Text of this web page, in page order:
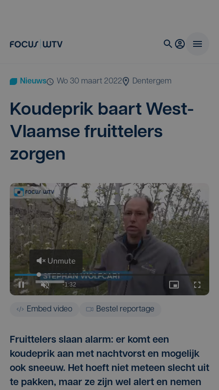
Nieuws wo 30 maart 2022 Dentergem
Kou­de­prik baart West-
Vlaam­se fruit­te­lers
zorgen
Embed video Bestel reportage
Fruittelers slaan alarm: er komt een
koudeprik aan met nachtvorst en mogelijk
ook sneeuw. Het hoeft niet meteen slecht uit
te pakken, maar ze zijn wel alert en nemen